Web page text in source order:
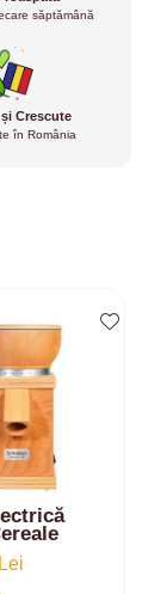
săptămână
Crescute
în România